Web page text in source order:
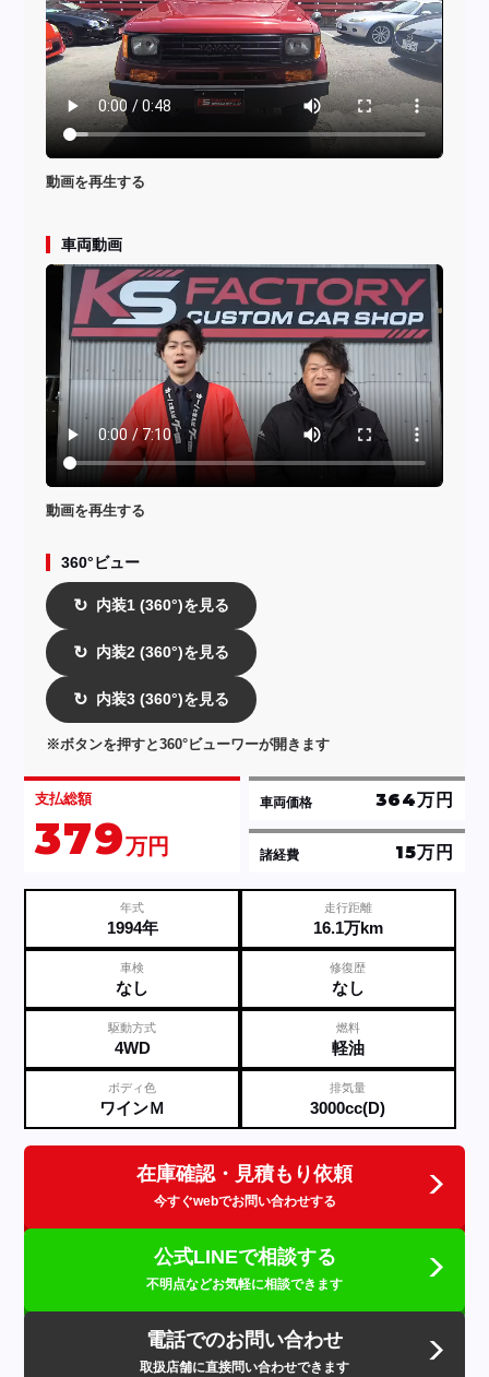
動画を再生する
車両動画
動画を再生する
360°ビュー
↻ 内装1 (360°)を見る
↻ 内装2 (360°)を見る
↻ 内装3 (360°)を見る
※ボタンを押すと360°ビューワーが開きます
支払総額
379万円 諸経費 15万円
車両価格 364万円
年式
1994年
走行距離
16.1万km
車検
なし
修復歴
なし
駆動方式
4WD
燃料
軽油
ボディ色
ワインＭ
排気量
3000cc(D)
在庫確認・見積もり依頼
今すぐwebでお問い合わせする
公式LINEで相談する
不明点などお気軽に相談できます
電話でのお問い合わせ
取扱店舗に直接問い合わせできます